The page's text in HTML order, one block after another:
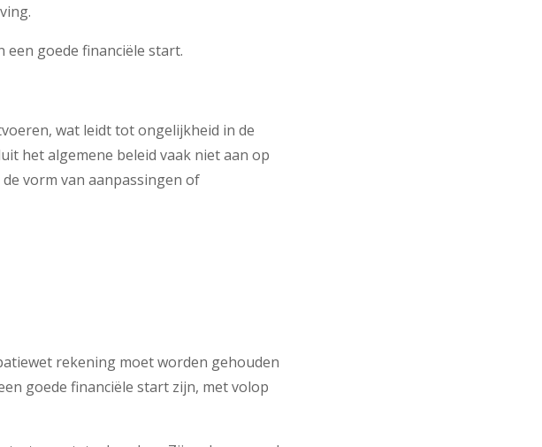
een goede financiële start.
wat leidt tot ongelijkheid in de
het algemene beleid vaak niet aan op
vorm van aanpassingen of
rekening moet worden gehouden
goede financiële start zijn, met volop